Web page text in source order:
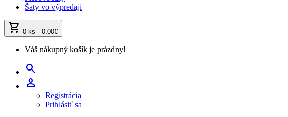
Šaty vo výpredaji
shopping_cart 0 ks - 0.00€
Váš nákupný košík je prázdny!
search
person
Registrácia
Prihlásiť sa